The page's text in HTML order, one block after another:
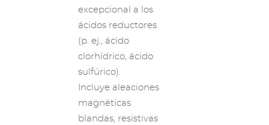
excepcional a los
ácidos reductores
(p. ej., ácido
clorhídrico, ácido
sulfúrico).
Incluye aleaciones
magnéticas
blandas, resistivas